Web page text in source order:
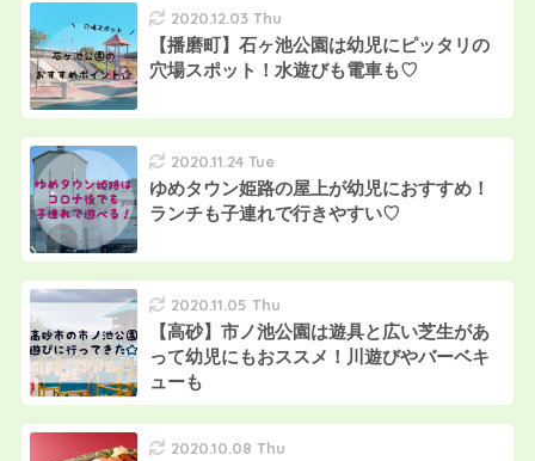
2020.12.03 Thu
【播磨町】石ヶ池公園は幼児にピッタリの
穴場スポット！水遊びも電車も♡
2020.11.24 Tue
ゆめタウン姫路の屋上が幼児におすすめ！
ランチも子連れで行きやすい♡
2020.11.05 Thu
【高砂】市ノ池公園は遊具と広い芝生があ
って幼児にもおススメ！川遊びやバーベキ
ューも
2020.10.08 Thu